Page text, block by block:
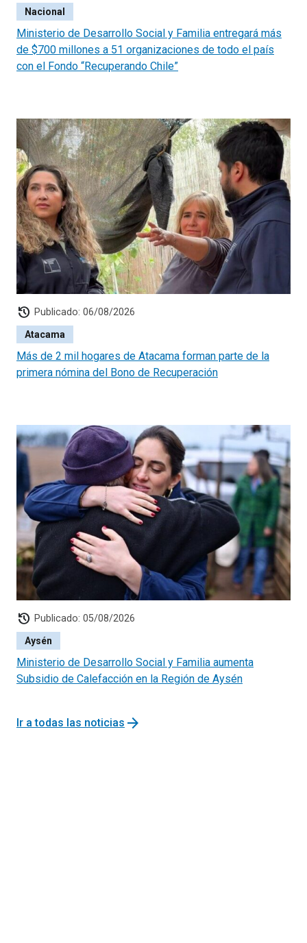
Nacional
Ministerio de Desarrollo Social y Familia entregará más
de $700 millones a 51 organizaciones de todo el país
con el Fondo “Recuperando Chile”
history Publicado: 06/08/2026
Atacama
Más de 2 mil hogares de Atacama forman parte de la
primera nómina del Bono de Recuperación
history Publicado: 05/08/2026
Aysén
Ministerio de Desarrollo Social y Familia aumenta
Subsidio de Calefacción en la Región de Aysén
Ir a todas las noticias arrow_forward